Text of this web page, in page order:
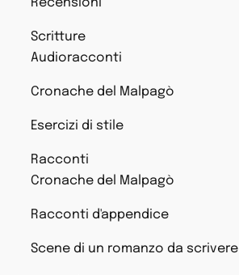
Recensioni
Scritture
Audioracconti
Cronache del Malpagò
Esercizi di stile
Racconti
Cronache del Malpagò
Racconti d'appendice
Scene di un romanzo da scrivere